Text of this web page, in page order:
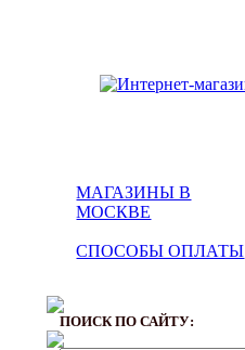
МАГАЗИНЫ В
МОСКВЕ
СПОСОБЫ ОПЛАТЫ
ПОИСК ПО САЙТУ: